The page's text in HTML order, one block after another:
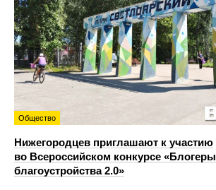
Общество
Нижегородцев приглашают к участию
во Всероссийском конкурсе «Блогеры
благоустройства 2.0»